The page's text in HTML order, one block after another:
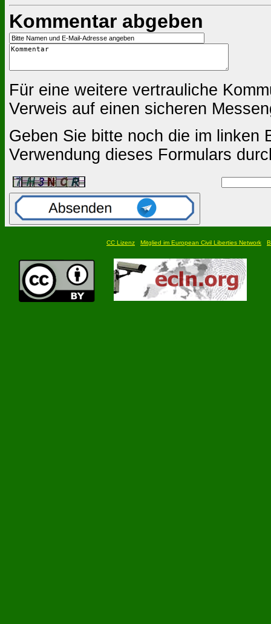
Kommentar abgeben
Für eine weitere vertrauliche
Verweis auf einen sicheren
Geben Sie bitte noch die im linken
Verwendung dieses Formulars
CC Lizenz Mitglied im European Civil Liberties Network